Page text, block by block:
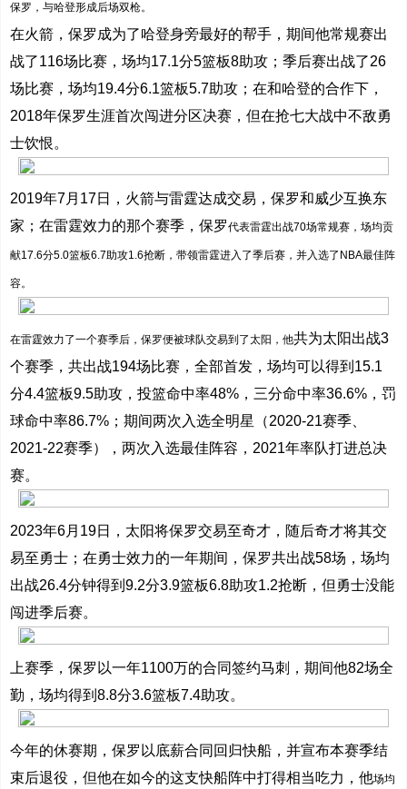
保罗，与哈登形成后场双枪。
在火箭，保罗成为了哈登身旁最好的帮手，期间他常规赛出
战了116场比赛，场均17.1分5篮板8助攻；季后赛出战了26
场比赛，场均19.4分6.1篮板5.7助攻；在和哈登的合作下，
2018年保罗生涯首次闯进分区决赛，但在抢七大战中不敌勇
士饮恨。
2019年7月17日，火箭与雷霆达成交易，保罗和威少互换东
家；在雷霆效力的那个赛季，保罗代表雷霆出战70场常规赛，场均贡
献17.6分5.0篮板6.7助攻1.6抢断，带领雷霆进入了季后赛，并入选了NBA最佳阵
容。
在雷霆效力了一个赛季后，保罗便被球队交易到了太阳，他共为太阳出战3
个赛季，共出战194场比赛，全部首发，场均可以得到15.1
分4.4篮板9.5助攻，投篮命中率48%，三分命中率36.6%，罚
球命中率86.7%；期间两次入选全明星（2020-21赛季、
2021-22赛季），两次入选最佳阵容，2021年率队打进总决
赛。
2023年6月19日，太阳将保罗交易至奇才，随后奇才将其交
易至勇士；在勇士效力的一年期间，保罗共出战58场，场均
出战26.4分钟得到9.2分3.9篮板6.8助攻1.2抢断，但勇士没能
闯进季后赛。
上赛季，保罗以一年1100万的合同签约马刺，期间他82场全
勤，场均得到8.8分3.6篮板7.4助攻。
今年的休赛期，保罗以底薪合同回归快船，并宣布本赛季结
束后退役，但他在如今的这支快船阵中打得相当吃力，他场均